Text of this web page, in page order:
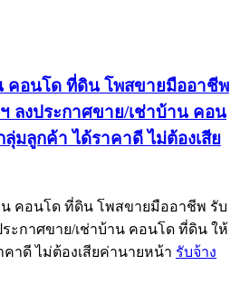
คอนโด ที่ดิน โพสขายมืออาชีพ
ลงประกาศขาย/เช่าบ้าน คอน
มลูกค้า ได้ราคาดี ไม่ต้องเสีย
คอนโด ที่ดิน โพสขายมืออาชีพ รับ
ะกาศขาย/เช่าบ้าน คอนโด ที่ดิน ให้
าดี ไม่ต้องเสียค่านายหน้า รับจ้าง